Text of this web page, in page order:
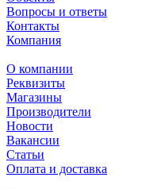
Вопросы и ответы
Контакты
Компания
О компании
Реквизиты
Магазины
Производители
Новости
Вакансии
Статьи
Оплата и доставка